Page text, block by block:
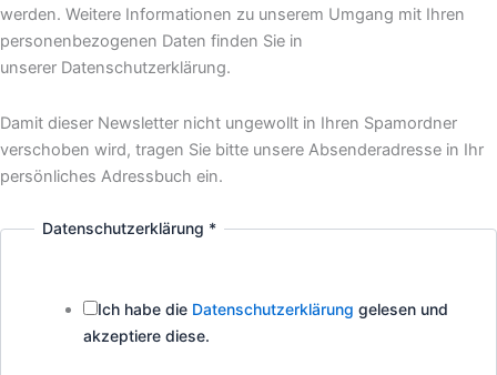
werden. Weitere Informationen zu unserem Umgang mit Ihren
personenbezogenen Daten finden Sie in
unserer Datenschutzerklärung.
Damit dieser Newsletter nicht ungewollt in Ihren Spamordner
verschoben wird, tragen Sie bitte unsere Absenderadresse in Ihr
persönliches Adressbuch ein.
Datenschutzerklärung *
Ich habe die Datenschutzerklärung gelesen und
akzeptiere diese.